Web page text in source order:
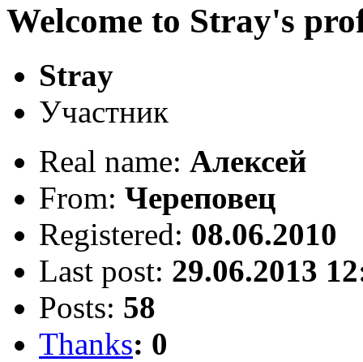
Welcome to Stray's
Stray
Участник
Real name: Алексей
From: Череповец
Registered: 08.06.2010
Last post: 29.06.2013
Posts: 58
Thanks: 0